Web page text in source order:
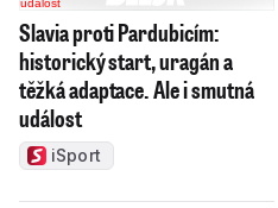
Slavia proti Pardubicím:
historický start, uragán a
těžká adaptace. Ale i smutná
událost
iSport